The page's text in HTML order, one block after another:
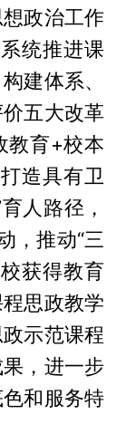
政治工作
统推进课
建体系、
五大改革
教育+校本
造具有卫
人路径，
，推动“三
获得教育
思政教学
示范课程
，进一步
和服务特